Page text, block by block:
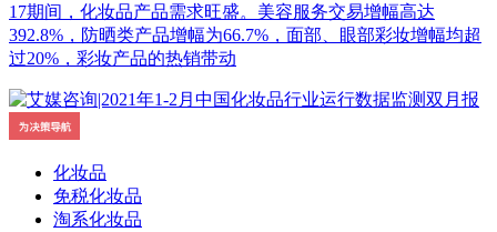
17期间，化妆品产品需求旺盛。美容服务交易增幅高达
392.8%，防晒类产品增幅为66.7%，面部、眼部彩妆增幅均超
过20%，彩妆产品的热销带动
化妆品
免税化妆品
淘系化妆品